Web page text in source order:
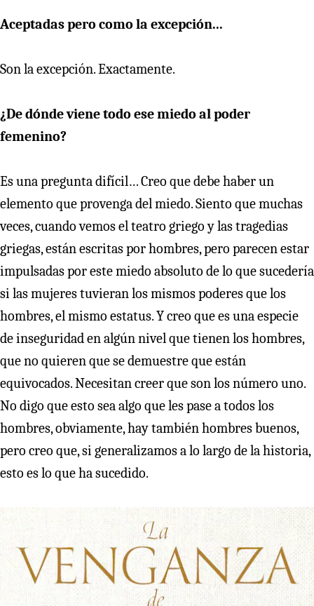
Aceptadas pero como la excepción...
Son la excepción. Exactamente.
¿De dónde viene todo ese miedo al poder
femenino?
Es una pregunta difícil… Creo que debe haber un
elemento que provenga del miedo. Siento que muchas
veces, cuando vemos el teatro griego y las tragedias
griegas, están escritas por hombres, pero parecen estar
impulsadas por este miedo absoluto de lo que sucedería
si las mujeres tuvieran los mismos poderes que los
hombres, el mismo estatus. Y creo que es una especie
de inseguridad en algún nivel que tienen los hombres,
que no quieren que se demuestre que están
equivocados. Necesitan creer que son los número uno.
No digo que esto sea algo que les pase a todos los
hombres, obviamente, hay también hombres buenos,
pero creo que, si generalizamos a lo largo de la historia,
esto es lo que ha sucedido.